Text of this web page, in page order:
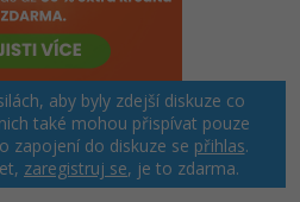
aby byly zdejší diskuze co
také mohou přispívat pouze
zapojení do diskuze se přihlas.
zaregistruj se, je to zdarma.